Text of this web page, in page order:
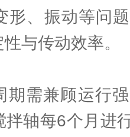
形、振动等问
与传动效率。
需兼顾运行强
拌轴每6个月进